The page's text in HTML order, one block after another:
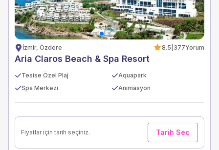
İzmir, Özdere 8.5 377Yorum
Aria Claros Beach & Spa Resort
Tesise Özel Plaj
Aquapark
Spa Merkezi
Animasyon
Fiyatlar için tarih seçiniz. Tarih Seç